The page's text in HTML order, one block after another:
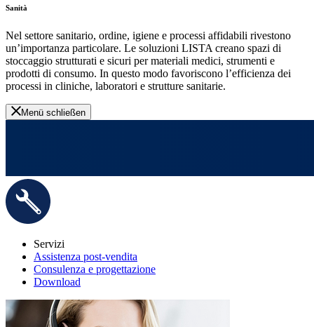
Sanità
Nel settore sanitario, ordine, igiene e processi affidabili rivestono
un’importanza particolare. Le soluzioni LISTA creano spazi di
stoccaggio strutturati e sicuri per materiali medici, strumenti e
prodotti di consumo. In questo modo favoriscono l’efficienza dei
processi in cliniche, laboratori e strutture sanitarie.
Menü schließen
Servizi
Assistenza post-vendita
Consulenza e progettazione
Download